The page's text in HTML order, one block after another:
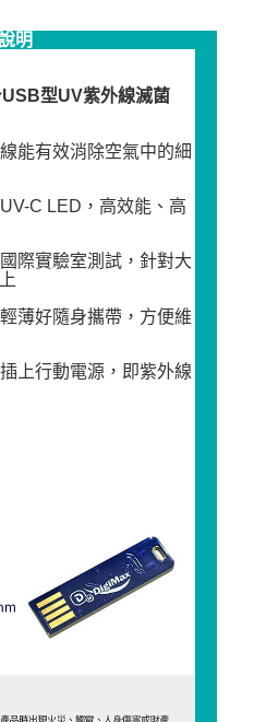
明
型UV紫外線滅菌
能有效消除空氣中的細
C LED，高效能、高
際實驗室測試，針對大
薄好隨身攜帶，方便維
上行動電源，即紫外線